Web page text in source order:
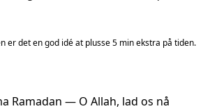
er det en god idé at plusse 5 min ekstra på tiden.
Ramadan — O Allah, lad os nå